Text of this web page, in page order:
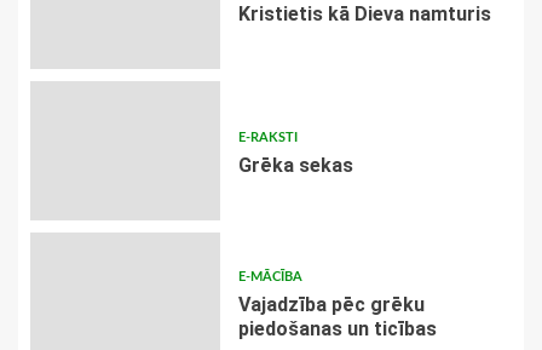
Kristietis kā Dieva namturis
E-RAKSTI
Grēka sekas
E-MĀCĪBA
Vajadzība pēc grēku
piedošanas un ticības